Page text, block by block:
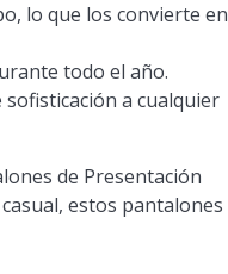
lo que los convierte en
todo el año.
a cualquier
de Presentación
estos pantalones